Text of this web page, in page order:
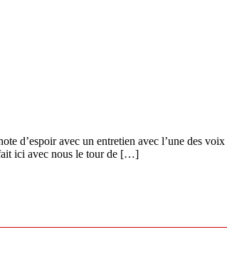
d’espoir avec un entretien avec l’une des
fait ici avec nous le tour de […]